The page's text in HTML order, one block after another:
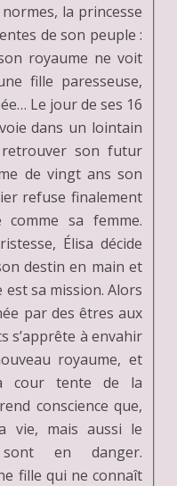
la princesse
de son peuple :
royaume ne voit
fille paresseuse,
Le jour de ses 16
dans un lointain
son futur
de vingt ans son
refuse finalement
sa femme.
Élisa décide
destin en main et
sa mission. Alors
par des êtres aux
s’apprête à envahir
royaume, et
cour tente de la
conscience que,
vie, mais aussi le
en danger.
fille qui ne connaît